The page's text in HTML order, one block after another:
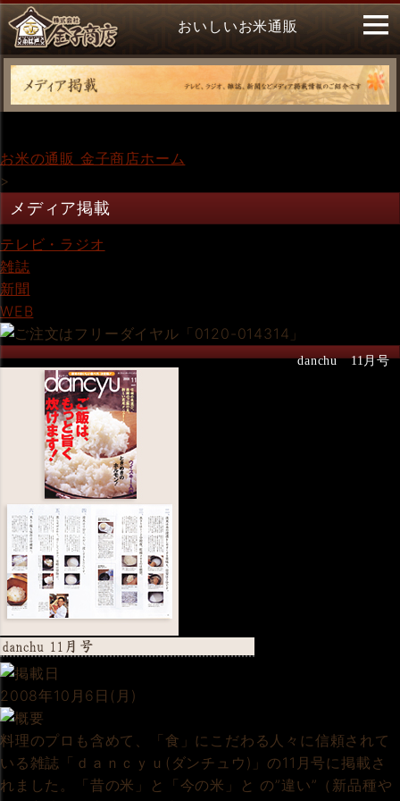
おいしいお米通販
お米の通販 金子商店ホーム
>
メディア掲載
テレビ・ラジオ
雑誌
新聞
WEB
danchu 11月号
2008年10月6日(月)
料理のプロも含めて、「食」にこだわる人々に信頼されて
いる雑誌「ｄａｎｃｙｕ(ダンチュウ)」の11月号に掲載さ
れました。「昔の米」と「今の米」と の”違い”（新品種や